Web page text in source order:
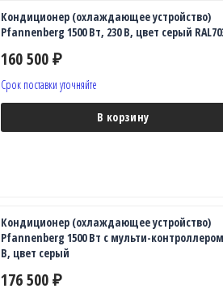
Кондиционер (охлаждающее устройство)
Pfannenberg 1500 Вт, 230 В, цвет серый
160 500 ₽
Срок поставки уточняйте
В корзину
Кондиционер (охлаждающее устройство)
Pfannenberg 1500 Вт с мульти-
В, цвет серый
176 500 ₽